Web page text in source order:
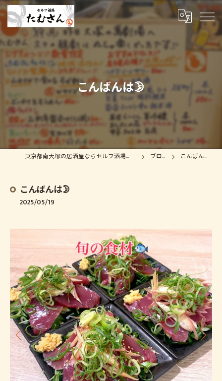
こんばんは🌛
東京都南大塚の居酒屋ならセルフ酒場たむさん ブログ こんばんは🌛
こんばんは🌛
2025/05/19